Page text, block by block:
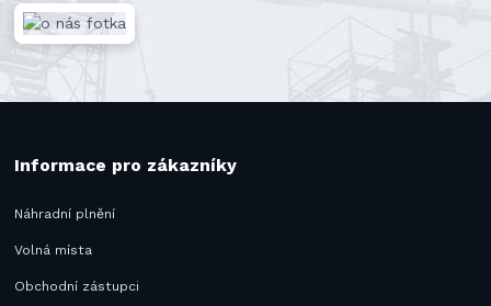
Informace pro zákazníky
Náhradní plnění
Volná místa
Obchodní zástupci